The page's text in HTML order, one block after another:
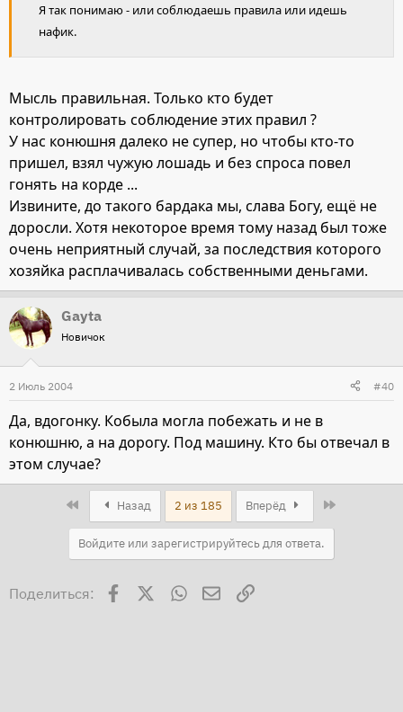
Я так понимаю - или соблюдаешь правила или идешь
нафик.
Мысль правильная. Только кто будет
контролировать соблюдение этих правил ?
У нас конюшня далеко не супер, но чтобы кто-то
пришел, взял чужую лошадь и без спроса повел
гонять на корде ...
Извините, до такого бардака мы, слава Богу, ещё не
доросли. Хотя некоторое время тому назад был тоже
очень неприятный случай, за последствия которого
хозяйка расплачивалась собственными деньгами.
Gayta
Новичок
2 Июль 2004 #40
Да, вдогонку. Кобыла могла побежать и не в
конюшню, а на дорогу. Под машину. Кто бы отвечал в
этом случае?
Назад 2 из 185 Вперёд
Войдите или зарегистрируйтесь для ответа.
Поделиться: Facebook WhatsAppЭлектронная почта
Ссылка